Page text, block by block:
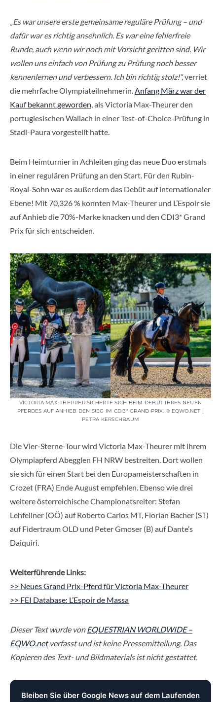
„Es war unsere erste gemeinsame reguläre Prüfung – und
dafür war es richtig ansehnlich. Es war eine fehlerfreie
Runde, auch wenn wir noch mit Vorsicht geritten sind. Wir
wollen uns einfach von Prüfung zu Prüfung noch besser
kennenlernen und verbessern. Ich bin richtig stolz!“,verriet
die mehrfache Olympiateilnehmerin.Anfang März war der
Kauf bekannt geworden,als Victoria Max-Theurer den
portugiesischen Wallach in einer Test-of-Choice-Prüfung in
Stadl-Paura vorgestellt hatte.
Beim Heimturnier in Achleiten ging das neue Duo erstmals
in einer regulären Prüfung an den Start. Für den Rubin-
Royal-Sohn war es außerdem das Debüt auf internationaler
Ebene! Mit 70,326 % konnten Max-Theurer und L’Espoir sie
auf Anhieb die 70%-Marke knacken und den CDI3* Grand
Prix für sich entscheiden.
VICTORIA MAX-THEURER SICHERTE SICH BEIM DEBÜT IHRES NEUEN
PFERDES AUF ANHIEB DEN SIEG IM CDI3* GRAND PRIX. © EQWO.NET |
PETRA KERSCHBAUM
Die Vier-Sterne-Tour wird Victoria Max-Theurer mit ihrem
Olympiapferd Abegglen FH NRW bestreiten. Dort wollen
sie sich für einen Start bei den Europameisterschaften in
Crozet (FRA) Ende August empfehlen. Ebenso wie drei
weitere österreichische Championatsreiter: Stefan
Lehfellner (OÖ) auf Roberto Carlos MT, Florian Bacher (ST)
auf Fidertraum OLD und Peter Gmoser (B) auf Dante’s
Daiquiri.
Weiterführende Links:
>> Neues Grand Prix-Pferd für Victoria Max-Theurer
>> FEI Database: L’Espoir de Massa
Dieser Text wurde von EQUESTRIAN WORLDWIDE –
EQWO.netverfasst und ist keine Pressemitteilung. Das
Kopieren des Text- und Bildmaterials ist nicht gestattet.
Bleiben Sie über Google News auf dem Laufenden